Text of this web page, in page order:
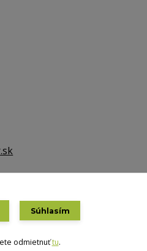
Eshop-rychlo.sk
Súhlasím
odmietnuťtu.